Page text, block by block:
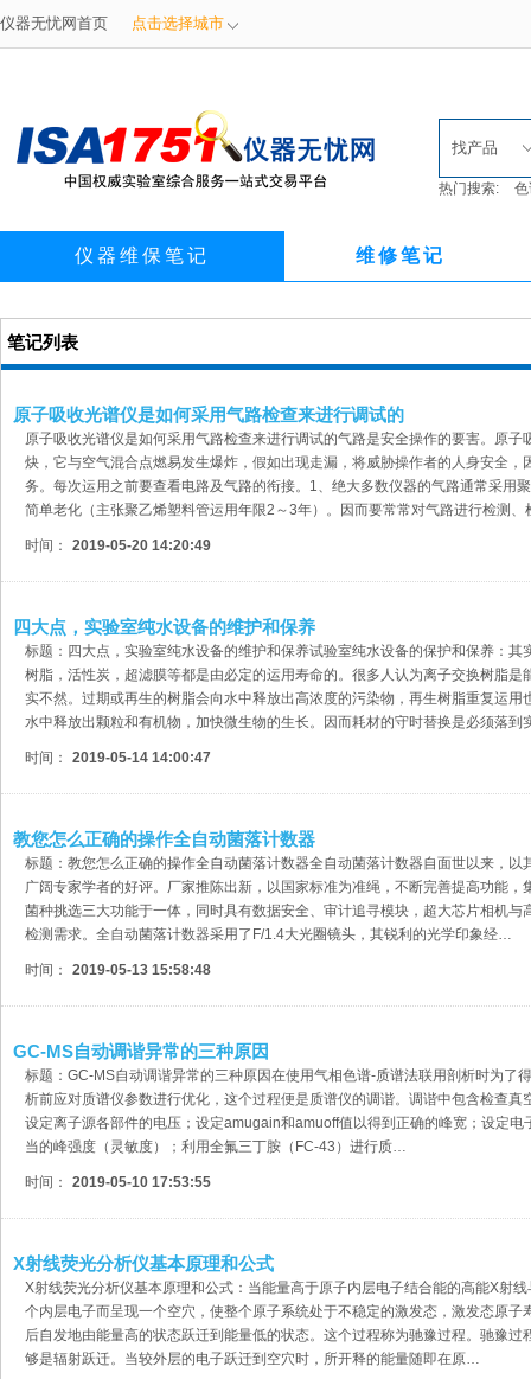
仪器无忧网首页 点击选择城市
找产品
热门搜索:
仪器维保笔记 维修笔记
笔记列表
原子吸收光谱仪是如何采用气路检查来进行调试的
原子吸收光谱仪是如何采用气路检查来进行调试的气路是安全操作的要害。原子
炔，它与空气混合点燃易发生爆炸，假如出现走漏，将威胁操作者的人身安全，
务。每次运用之前要查看电路及气路的衔接。1、绝大多数仪器的气路通常采用
简单老化（主张聚乙烯塑料管运用年限2～3年）。因而要常常对气路进行检测
时间： 2019-05-20 14:20:49
四大点，实验室纯水设备的维护和保养
标题：四大点，实验室纯水设备的维护和保养试验室纯水设备的保护和保养：其
树脂，活性炭，超滤膜等都是由必定的运用寿命的。很多人认为离子交换树脂是
实不然。过期或再生的树脂会向水中释放出高浓度的污染物，再生树脂重复运用
水中释放出颗粒和有机物，加快微生物的生长。因而耗材的守时替换是必须落
时间： 2019-05-14 14:00:47
​教您怎么正确的操作全自动菌落计数器
标题：教您怎么正确的操作全自动菌落计数器全自动菌落计数器自面世以来，以
广阔专家学者的好评。厂家推陈出新，以国家标准为准绳，不断完善提高功能，
菌种挑选三大功能于一体，同时具有数据安全、审计追寻模块，超大芯片相机与
检测需求。全自动菌落计数器采用了F/1.4大光圈镜头，其锐利的光学印象经…
时间： 2019-05-13 15:58:48
GC-MS自动调谐异常的三种原因
标题：GC-MS自动调谐异常的三种原因在使用气相色谱-质谱法联用剖析时为了
析前应对质谱仪参数进行优化，这个过程便是质谱仪的调谐。调谐中包含检查真
设定离子源各部件的电压；设定amugain和amuoff值以得到正确的峰宽；设定电
当的峰强度（灵敏度）；利用全氟三丁胺（FC-43）进行质…
时间： 2019-05-10 17:53:55
X射线荧光分析仪基本原理和公式
X射线荧光分析仪基本原理和公式：当能量高于原子内层电子结合能的高能X射
个内层电子而呈现一个空穴，使整个原子系统处于不稳定的激发态，激发态原
后自发地由能量高的状态跃迁到能量低的状态。这个过程称为驰豫过程。驰豫过
够是辐射跃迁。当较外层的电子跃迁到空穴时，所开释的能量随即在原…